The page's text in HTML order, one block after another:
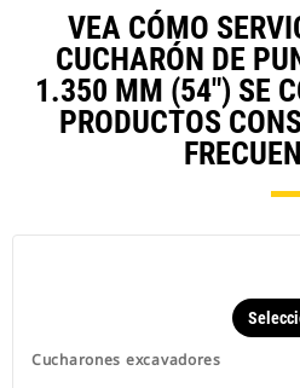
CW
VEA CÓMO
CUCHARÓN DE
1.350 MM (54") SE
PRODUCTOS
Cucharones excavadores